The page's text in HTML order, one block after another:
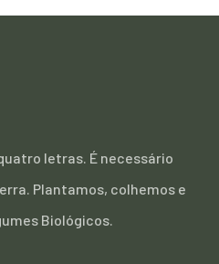
letras. É necessário
Plantamos, colhemos e
Biológicos.